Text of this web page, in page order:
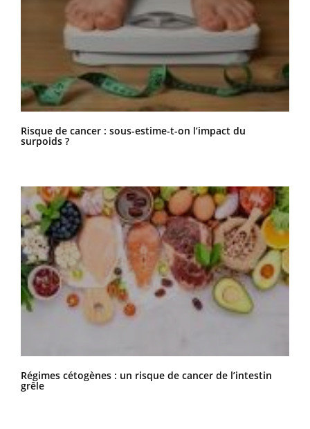
Risque de cancer : sous-estime-t-on l’impact du
surpoids ?
Régimes cétogènes : un risque de cancer de l’intestin
grêle